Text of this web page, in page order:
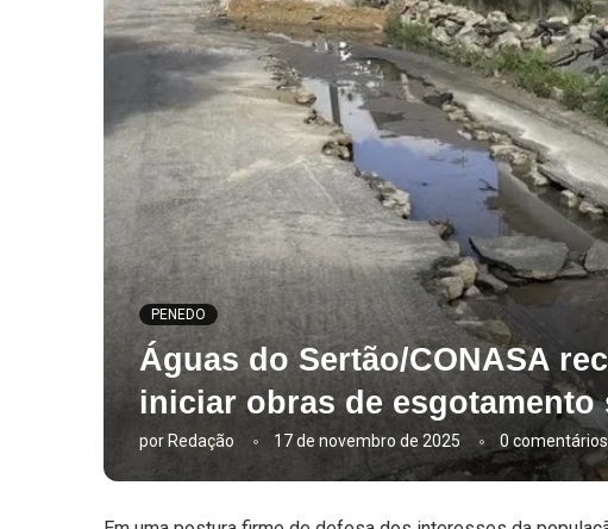
PENEDO
Águas do Sertão/CONASA
iniciar obras de esgotamento
por Redação 17 de novembro de 2025 0 comentários